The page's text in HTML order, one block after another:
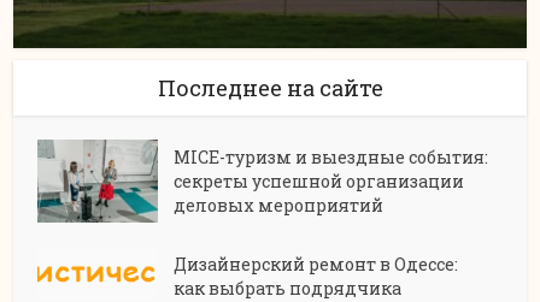
Последнее на сайте
MICE-туризм и выездные события:
секреты успешной организации
деловых мероприятий
Дизайнерский ремонт в Одессе:
как выбрать подрядчика